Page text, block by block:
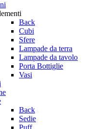
Back
Cubi
Sfere
Lampade da terra
Lampade da tavolo
Porta Bottiglie
Vasi
Back
Sedie
Puff